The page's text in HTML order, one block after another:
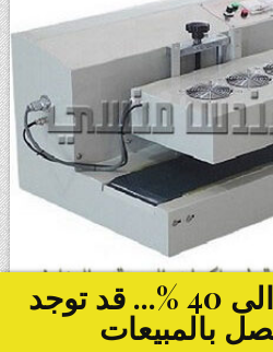
خصومات تصل الى 40 %... قد توجد
بالمبيعات